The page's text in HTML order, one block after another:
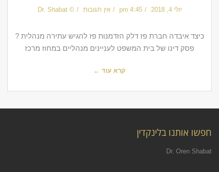
יולי 4, 2018 4:45 pm אין תגובות © Dr. Shabat
כיצד איבדה חברת פז דלק הזדמנות פז להגיש עתירה מנהלית ?
פסק דינו של בית המשפט לעניינים מנהליים במחוז מרכז
קרא עוד ←
חפשו אותנו בלינקדין
Dr. Oren Shabat